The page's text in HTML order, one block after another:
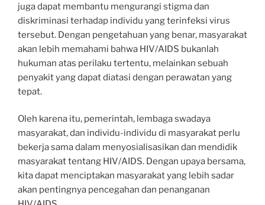
juga dapat membantu mengurangi stigma dan
diskriminasi terhadap individu yang terinfeksi virus
tersebut. Dengan pengetahuan yang benar, masyarakat
akan lebih memahami bahwa HIV/AIDS bukanlah
hukuman atas perilaku tertentu, melainkan sebuah
penyakit yang dapat diatasi dengan perawatan yang
tepat.
Oleh karena itu, pemerintah, lembaga swadaya
masyarakat, dan individu-individu di masyarakat perlu
bekerja sama dalam menyosialisasikan dan mendidik
masyarakat tentang HIV/AIDS. Dengan upaya bersama,
kita dapat menciptakan masyarakat yang lebih sadar
akan pentingnya pencegahan dan penanganan